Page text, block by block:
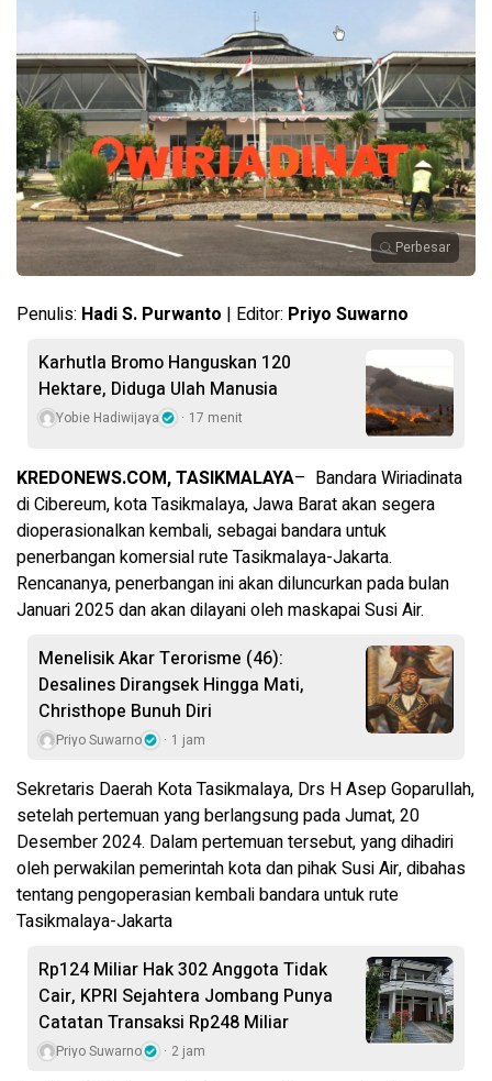
Perbesar
Penulis: Hadi S. Purwanto | Editor: Priyo Suwarno
Karhutla Bromo Hanguskan 120
Hektare, Diduga Ulah Manusia
Yobie Hadiwijaya 17 menit
KREDONEWS.COM, TASIKMALAYA– Bandara Wiriadinata
di Cibereum, kota Tasikmalaya, Jawa Barat akan segera
dioperasionalkan kembali, sebagai bandara untuk
penerbangan komersial rute Tasikmalaya-Jakarta.
Rencananya, penerbangan ini akan diluncurkan pada bulan
Januari 2025 dan akan dilayani oleh maskapai Susi Air.
Menelisik Akar Terorisme (46):
Desalines Dirangsek Hingga Mati,
Christhope Bunuh Diri
Priyo Suwarno 1 jam
Sekretaris Daerah Kota Tasikmalaya, Drs H Asep Goparullah,
setelah pertemuan yang berlangsung pada Jumat, 20
Desember 2024. Dalam pertemuan tersebut, yang dihadiri
oleh perwakilan pemerintah kota dan pihak Susi Air, dibahas
tentang pengoperasian kembali bandara untuk rute
Tasikmalaya-Jakarta
Rp124 Miliar Hak 302 Anggota Tidak
Cair, KPRI Sejahtera Jombang Punya
Catatan Transaksi Rp248 Miliar
Priyo Suwarno 2 jam